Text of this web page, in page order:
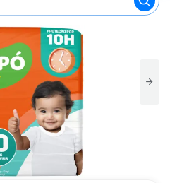
Fraldas Infantis